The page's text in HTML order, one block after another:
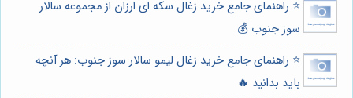
⭐️ راهنمای جامع خرید زغال سکه ای ارزان از مجموعه سالار
سوز جنوب 💰
⭐️ راهنمای جامع خرید زغال لیمو سالار سوز جنوب: هر آنچه
باید بدانید 🔥